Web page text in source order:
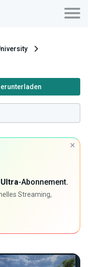
Ultra-Abonnement.
Streaming,